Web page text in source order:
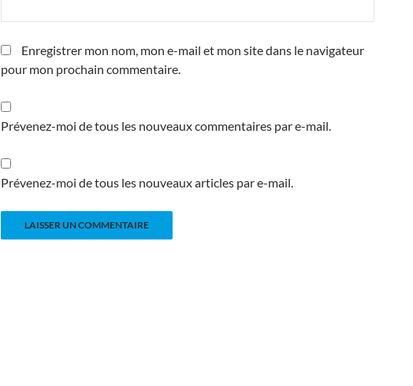
Enregistrer mon nom, mon e-mail et mon site dans le navigateur
pour mon prochain commentaire.
Prévenez-moi de tous les nouveaux commentaires par e-mail.
Prévenez-moi de tous les nouveaux articles par e-mail.